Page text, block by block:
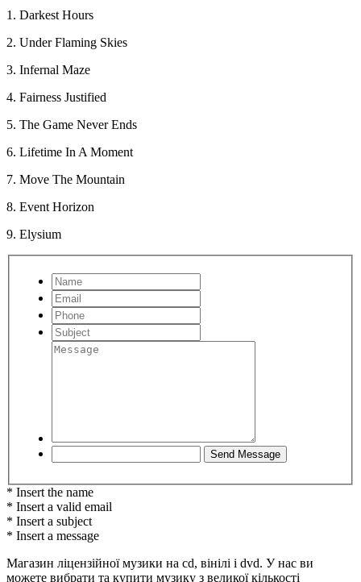
1. Darkest Hours
2. Under Flaming Skies
3. Infernal Maze
4. Fairness Justified
5. The Game Never Ends
6. Lifetime In A Moment
7. Move The Mountain
8. Event Horizon
9. Elysium
* Insert the name
* Insert a valid email
* Insert a subject
* Insert a message
Магазин ліцензійної музики на cd, вінілі і dvd. У нас ви
можете вибрати та купити музику з великої кількості